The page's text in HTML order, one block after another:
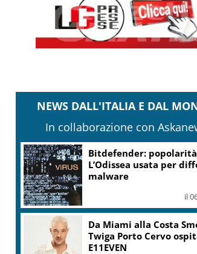
NEWS DALL'ITALIA E DAL
In collaborazione con
Bitdefender:
L’Odissea usata per
malware
il
Da Miami alla Costa
Twiga Porto Cervo
E11EVEN